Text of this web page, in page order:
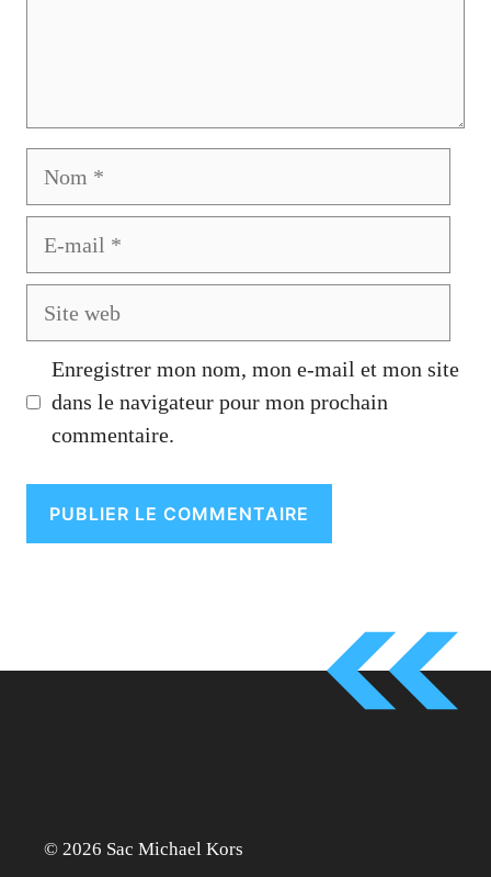
Enregistrer mon nom, mon e-mail et mon site
dans le navigateur pour mon prochain
commentaire.
© 2026 Sac Michael Kors